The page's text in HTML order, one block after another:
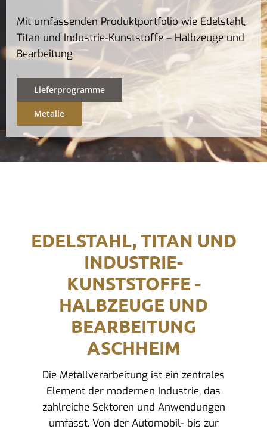
Mit umfassenden Produktportfolio wie Edelstahl,
Titan und Industrie-Kunststoffe – Halbzeuge und
Bearbeitung
Lieferprogramme
Metalle
EDELSTAHL, TITAN UND
INDUSTRIE-
KUNSTSTOFFE -
HALBZEUGE UND
BEARBEITUNG
ASCHHEIM
Die Metallverarbeitung ist ein zentrales
Element der modernen Industrie, das
zahlreiche Sektoren und Anwendungen
umfasst. Von der Automobil- bis zur